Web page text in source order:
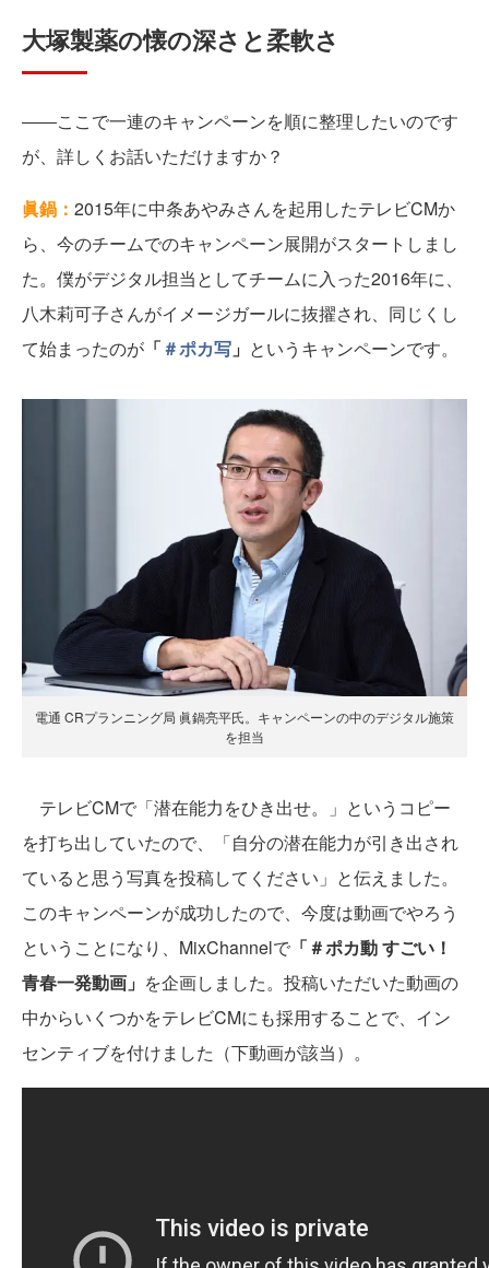
大塚製薬の懐の深さと柔軟さ
――ここで一連のキャンペーンを順に整理したいのです
が、詳しくお話いただけますか？
眞鍋： 2015年に中条あやみさんを起用したテレビCMか
ら、今のチームでのキャンペーン展開がスタートしまし
た。僕がデジタル担当としてチームに入った2016年に、
八木莉可子さんがイメージガールに抜擢され、同じくし
て始まったのが 「＃ポカ写 」 というキャンペーンです。
電通 CRプランニング局 眞鍋亮平氏。キャンペーンの中のデジタル施策
を担当
テレビCMで「潜在能力をひき出せ。」というコピー
を打ち出していたので、「自分の潜在能力が引き出され
ていると思う写真を投稿してください」と伝えました。
このキャンペーンが成功したので、今度は動画でやろう
ということになり、MixChannelで 「＃ポカ動 すごい！
青春一発動画」 を企画しました。投稿いただいた動画の
中からいくつかをテレビCMにも採用することで、イン
センティブを付けました（下動画が該当）。